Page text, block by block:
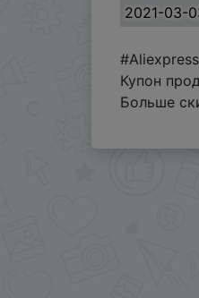
2021-03-
#Aliexpress
Купон
Больше